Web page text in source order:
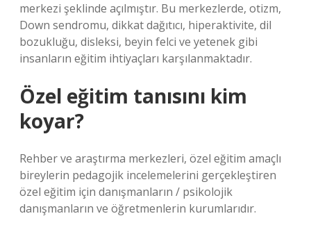
merkezi şeklinde açılmıştır. Bu merkezlerde, otizm,
Down sendromu, dikkat dağıtıcı, hiperaktivite, dil
bozukluğu, disleksi, beyin felci ve yetenek gibi
insanların eğitim ihtiyaçları karşılanmaktadır.
Özel eğitim tanısını kim
koyar?
Rehber ve araştırma merkezleri, özel eğitim amaçlı
bireylerin pedagojik incelemelerini gerçekleştiren
özel eğitim için danışmanların / psikolojik
danışmanların ve öğretmenlerin kurumlarıdır.